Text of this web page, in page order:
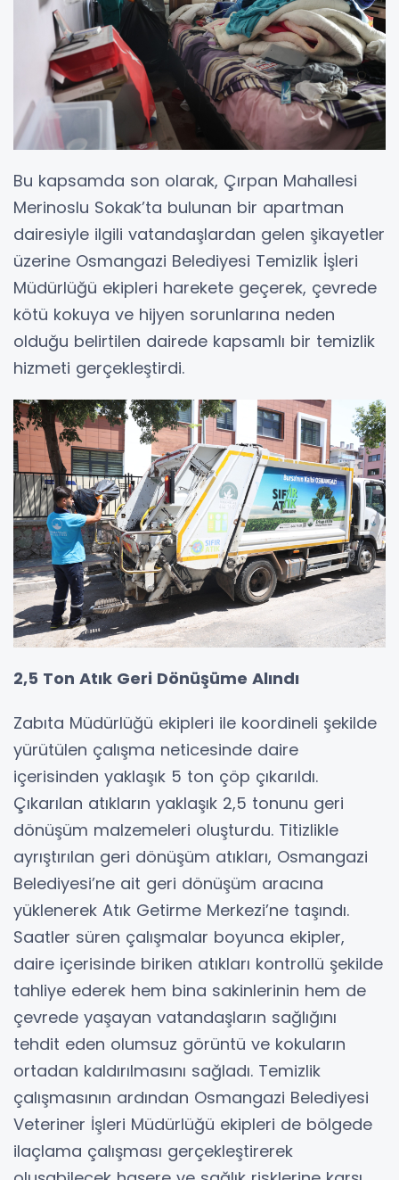
Bu kapsamda son olarak, Çırpan Mahallesi
Merinoslu Sokak’ta bulunan bir apartman
dairesiyle ilgili vatandaşlardan gelen şikayetler
üzerine Osmangazi Belediyesi Temizlik İşleri
Müdürlüğü ekipleri harekete geçerek, çevrede
kötü kokuya ve hijyen sorunlarına neden
olduğu belirtilen dairede kapsamlı bir temizlik
hizmeti gerçekleştirdi.
2,5 Ton Atık Geri Dönüşüme Alındı
Zabıta Müdürlüğü ekipleri ile koordineli şekilde
yürütülen çalışma neticesinde daire
içerisinden yaklaşık 5 ton çöp çıkarıldı.
Çıkarılan atıkların yaklaşık 2,5 tonunu geri
dönüşüm malzemeleri oluşturdu. Titizlikle
ayrıştırılan geri dönüşüm atıkları, Osmangazi
Belediyesi’ne ait geri dönüşüm aracına
yüklenerek Atık Getirme Merkezi’ne taşındı.
Saatler süren çalışmalar boyunca ekipler,
daire içerisinde biriken atıkları kontrollü şekilde
tahliye ederek hem bina sakinlerinin hem de
çevrede yaşayan vatandaşların sağlığını
tehdit eden olumsuz görüntü ve kokuların
ortadan kaldırılmasını sağladı. Temizlik
çalışmasının ardından Osmangazi Belediyesi
Veteriner İşleri Müdürlüğü ekipleri de bölgede
ilaçlama çalışması gerçekleştirerek